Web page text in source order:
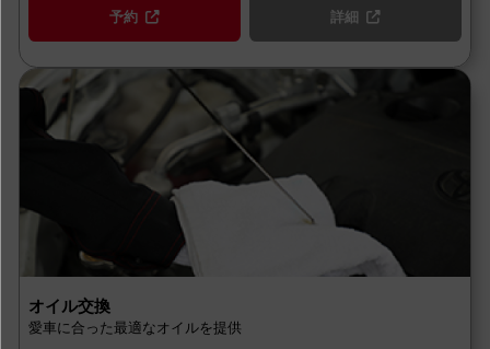
予約 詳細
オイル交換
愛車に合った最適なオイルを提供